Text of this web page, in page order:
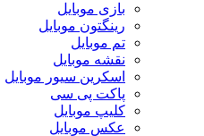
بازی موبایل
رینگتون موبایل
تم موبایل
نقشه موبایل
اسکرین سیور موبایل
پاکت پی سی
کلیپ موبایل
عکس موبایل